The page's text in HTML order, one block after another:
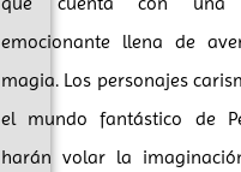
emocionante llena de
magia. Los personajes
el mundo fantástico de
harán volar la